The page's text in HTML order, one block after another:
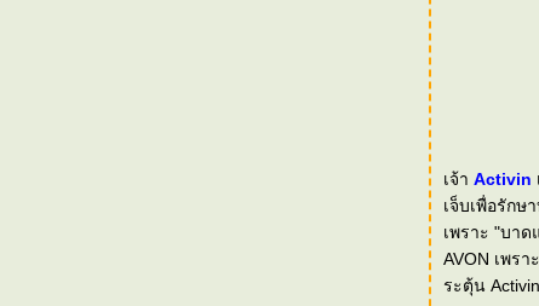
เจ้า Activin
เจ็บเพื่อรักษาบาดแผลหรือ
เพราะ "บาดแผล" กั
AVON เพร
ระตุ้น